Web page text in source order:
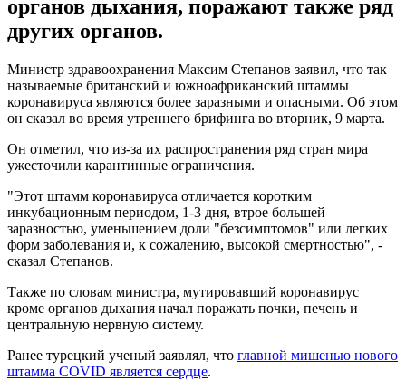
органов дыхания, поражают также ряд
других органов.
Министр здравоохранения Максим Степанов заявил, что так
называемые британский и южноафриканский штаммы
коронавируса являются более заразными и опасными. Об этом
он сказал во время утреннего брифинга во вторник, 9 марта.
Он отметил, что из-за их распространения ряд стран мира
ужесточили карантинные ограничения.
"Этот штамм коронавируса отличается коротким
инкубационным периодом, 1-3 дня, втрое большей
заразностью, уменьшением доли "безсимптомов" или легких
форм заболевания и, к сожалению, высокой смертностью", -
сказал Степанов.
Также по словам министра, мутировавший коронавирус
кроме органов дыхания начал поражать почки, печень и
центральную нервную систему.
Ранее турецкий ученый заявлял, что главной мишенью нового
штамма COVID является сердце.